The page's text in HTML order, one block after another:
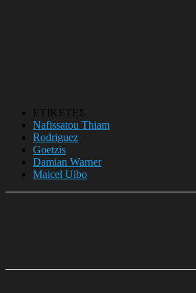
ΕΤΙΚΕΤΕΣ
Nafissatou Thiam
Rodriguez
Goetzis
Damian Warner
Maicel Uibo